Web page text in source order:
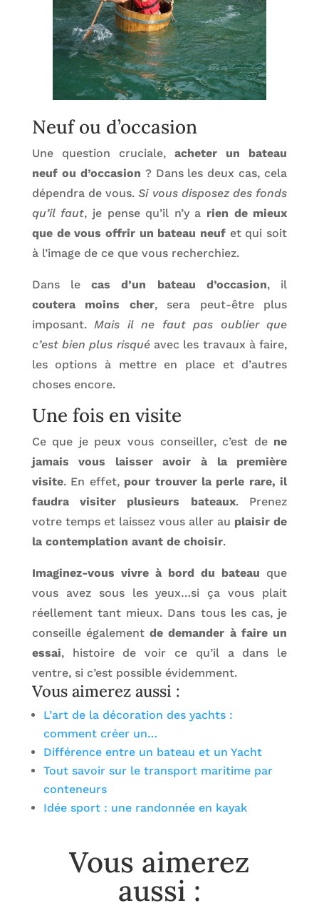
Neuf ou d’occasion
Une question cruciale,acheter un bateau
neuf ou d’occasion ? Dans les deux cas, cela
dépendra de vous.Si vous disposez des fonds
qu’il faut, je pense qu’il n’y a rien de mieux
que de vous offrir un bateau neuf et qui soit
à l’image de ce que vous recherchiez.
Dans lecas d’un bateau d’occasion, il
coutera moins cher, sera peut-être plus
imposant.Mais il ne faut pas oublier que
c’est bien plus risquéavec les travaux à faire,
les options à mettre en place et d’autres
choses encore.
Une fois en visite
Ce que je peux vous conseiller, c’est de ne
jamais vous laisser avoir à la première
visite. En effet, pour trouver la perle rare, il
faudra visiter plusieurs bateaux. Prenez
votre temps et laissez vous aller au plaisir de
la contemplation avant de choisir.
Imaginez-vous vivre à bord du bateau que
vous avez sous les yeux…si ça vous plait
réellement tant mieux. Dans tous les cas, je
conseille égalementde demander à faire un
essai, histoire de voir ce qu’il a dans le
ventre, si c’est possible évidemment.
Vous aimerez aussi :
L’art de la décoration des yachts :
comment créer un…
Différence entre un bateau et un Yacht
Tout savoir sur le transport maritime par
conteneurs
Idée sport : une randonnée en kayak
Vous aimerez
aussi :